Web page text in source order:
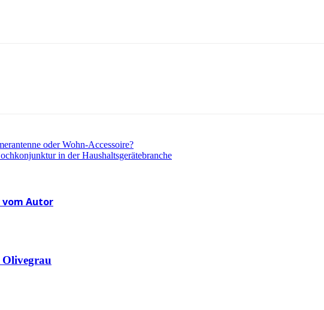
oder Wohn-Accessoire?
in der Haushaltsgerätebranche
vom Autor